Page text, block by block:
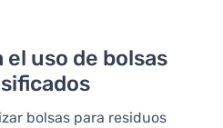
uso de bolsas
bolsas para residuos